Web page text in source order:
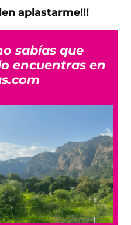
aplastarme!!!
sabías que
encuentras en